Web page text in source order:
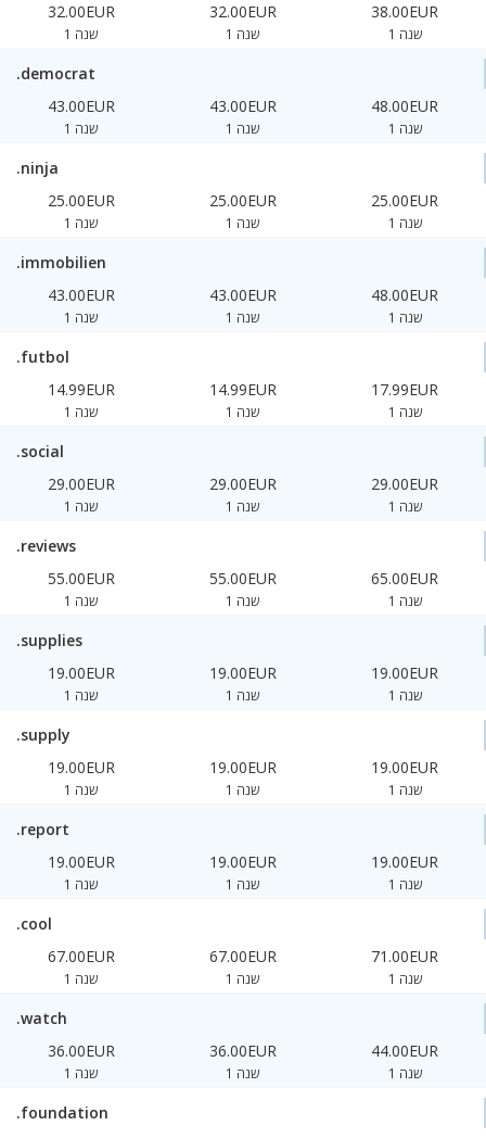
32.00EUR
1 שנה
32.00EUR
1 שנה
38.00EUR
1 שנה
.democrat
43.00EUR
1 שנה
43.00EUR
1 שנה
48.00EUR
1 שנה
.ninja
25.00EUR
1 שנה
25.00EUR
1 שנה
25.00EUR
1 שנה
.immobilien
43.00EUR
1 שנה
43.00EUR
1 שנה
48.00EUR
1 שנה
.futbol
14.99EUR
1 שנה
14.99EUR
1 שנה
17.99EUR
1 שנה
.social
29.00EUR
1 שנה
29.00EUR
1 שנה
29.00EUR
1 שנה
.reviews
55.00EUR
1 שנה
55.00EUR
1 שנה
65.00EUR
1 שנה
.supplies
19.00EUR
1 שנה
19.00EUR
1 שנה
19.00EUR
1 שנה
.supply
19.00EUR
1 שנה
19.00EUR
1 שנה
19.00EUR
1 שנה
.report
19.00EUR
1 שנה
19.00EUR
1 שנה
19.00EUR
1 שנה
.cool
67.00EUR
1 שנה
67.00EUR
1 שנה
71.00EUR
1 שנה
.watch
36.00EUR
1 שנה
36.00EUR
1 שנה
44.00EUR
1 שנה
.foundation